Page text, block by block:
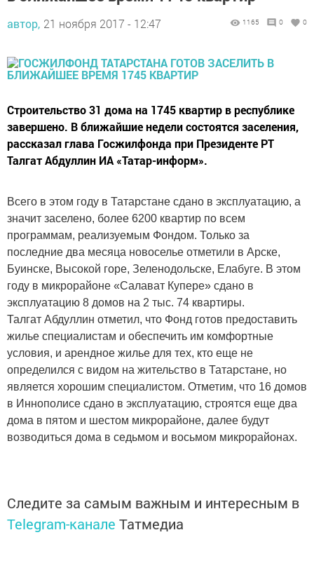
автор, 21 ноября 2017 - 12:47 1165 0 0
Строительство 31 дома на 1745 квартир в республике
завершено. В ближайшие недели состоятся заселения,
рассказал глава Госжилфонда при Президенте РТ
Талгат Абдуллин ИА «Татар-информ».
Всего в этом году в Татарстане сдано в эксплуатацию, а
значит заселено, более 6200 квартир по всем
программам, реализуемым Фондом. Только за
последние два месяца новоселье отметили в Арске,
Буинске, Высокой горе, Зеленодольске, Елабуге. В этом
году в микрорайоне «Салават Купере» сдано в
эксплуатацию 8 домов на 2 тыс. 74 квартиры.
Талгат Абдуллин отметил, что Фонд готов предоставить
жилье специалистам и обеспечить им комфортные
условия, и арендное жилье для тех, кто еще не
определился с видом на жительство в Татарстане, но
является хорошим специалистом. Отметим, что 16 домов
в Иннополисе сдано в эксплуатацию, строятся еще два
дома в пятом и шестом микрорайоне, далее будут
возводиться дома в седьмом и восьмом микрорайонах.
Следите за самым важным и интересным в
Telegram-канале Татмедиа